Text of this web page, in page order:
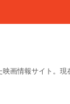
画情報サイト。現